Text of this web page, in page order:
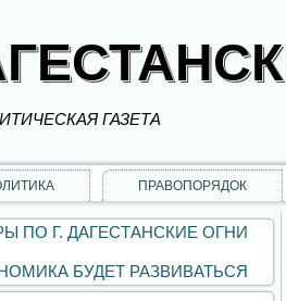
ГАЗЕТА
ПРАВОПОРЯДОК
ПО Г. ДАГЕСТАНСКИЕ ОГНИ
БУДЕТ РАЗВИВАТЬСЯ